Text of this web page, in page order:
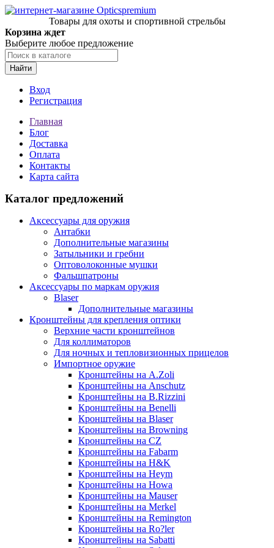
Товары для охоты и спортивной стрельбы
Корзина ждет
Выберите любое предложение
Найти
Вход
Регистрация
Главная
Блог
Доставка
Оплата
Контакты
Карта сайта
Каталог предложений
Аксессуары для оружия
Антабки
Дополнительные магазины
Затыльники и гребни
Оптоволоконные мушки
Фальшпатроны
Аксессуары по маркам оружия
Blaser
Дополнительные магазины
Кронштейны для крепления оптики
Верхние части кронштейнов
Для коллиматоров
Для ночных и тепловизионных прицелов
Импортное оружие
Кронштейны на A.Zoli
Кронштейны на Anschutz
Кронштейны на B.Rizzini
Кронштейны на Benelli
Кронштейны на Blaser
Кронштейны на Browning
Кронштейны на CZ
Кронштейны на Fabarm
Кронштейны на H&K
Кронштейны на Heym
Кронштейны на Howa
Кронштейны на Mauser
Кронштейны на Merkel
Кронштейны на Remington
Кронштейны на Ro?ler
Кронштейны на Sabatti